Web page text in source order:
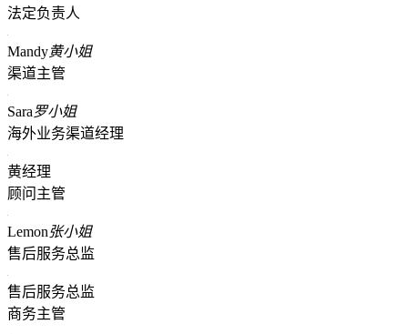
法定负责人
Mandy黄小姐
渠道主管
Sara罗小姐
海外业务渠道经理
黄经理
顾问主管
Lemon张小姐
售后服务总监
售后服务总监
商务主管